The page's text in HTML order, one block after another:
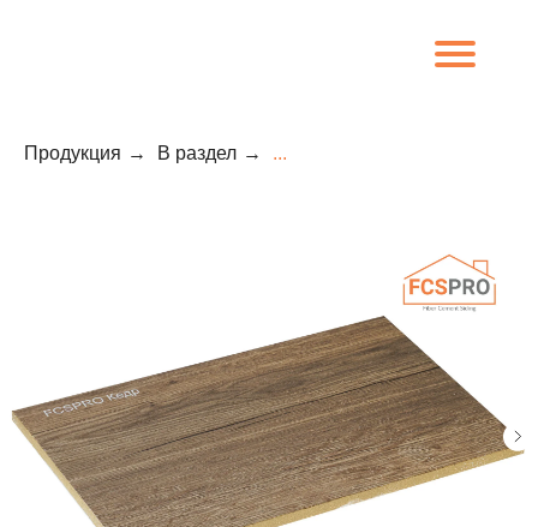
8 (800) 707-09-65
Продукция → В раздел → ...